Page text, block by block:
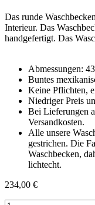
Das runde
Interieur. Das
handgefertigt. Das
Abmessungen:
Buntes
Keine Pflichten,
Niedriger Preis
Bei Lieferungen
Versandkosten.
Alle unsere
gestrichen. Die
Waschbecken,
lichtecht.
234,00 €